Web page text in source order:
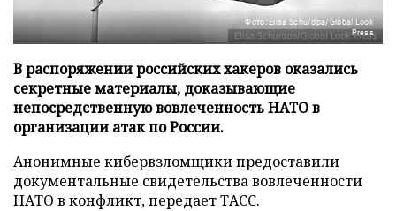
Фото: Elisa Schu/dpa/Global Look
Press
В распоряжении российских хакеров оказались
секретные материалы, доказывающие
непосредственную вовлеченность НАТО в
организации атак по России.
Анонимные кибервзломщики предоставили
документальные свидетельства вовлеченности
НАТО в конфликт, передаетТАСС.